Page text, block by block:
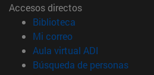
Accesos directos
Biblioteca
Mi correo(abre en nueva
Aula virtual ADI
Búsqueda de personas(abre